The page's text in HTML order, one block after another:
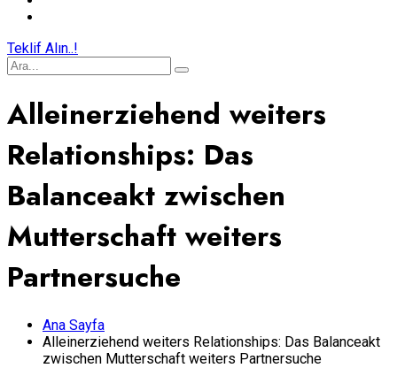
Teklif Alın..!
Alleinerziehend weiters
Relationships: Das
Balanceakt zwischen
Mutterschaft weiters
Partnersuche
Ana Sayfa
Alleinerziehend weiters Relationships: Das Balanceakt
zwischen Mutterschaft weiters Partnersuche